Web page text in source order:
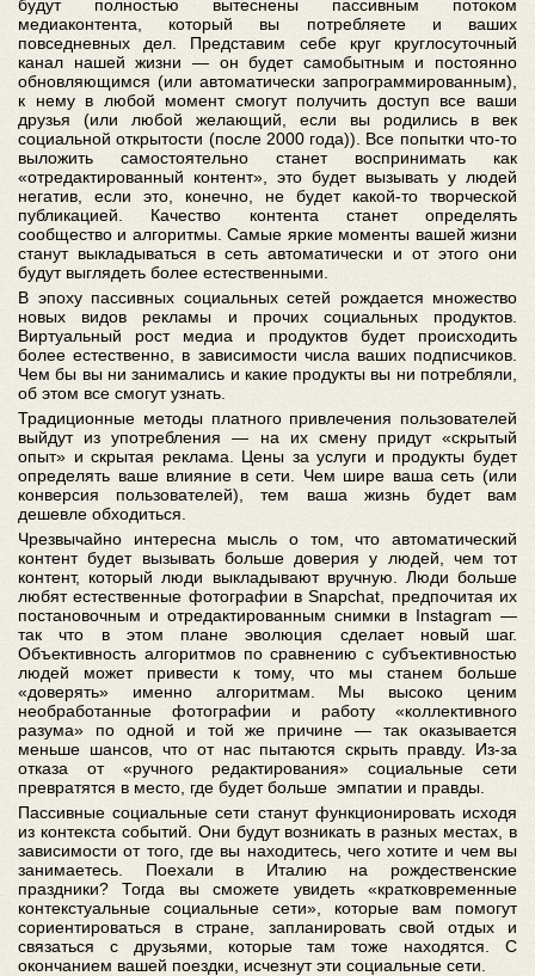
будут полностью вытеснены пассивным потоком
медиаконтента, который вы потребляете и ваших
повседневных дел. Представим себе круг круглосуточный
канал нашей жизни — он будет самобытным и постоянно
обновляющимся (или автоматически запрограммированным),
к нему в любой момент смогут получить доступ все ваши
друзья (или любой желающий, если вы родились в век
социальной открытости (после 2000 года)). Все попытки что-то
выложить самостоятельно станет воспринимать как
«отредактированный контент», это будет вызывать у людей
негатив, если это, конечно, не будет какой-то творческой
публикацией. Качество контента станет определять
сообщество и алгоритмы. Самые яркие моменты вашей жизни
станут выкладываться в сеть автоматически и от этого они
будут выглядеть более естественными.
В эпоху пассивных социальных сетей рождается множество
новых видов рекламы и прочих социальных продуктов.
Виртуальный рост медиа и продуктов будет происходить
более естественно, в зависимости числа ваших подписчиков.
Чем бы вы ни занимались и какие продукты вы ни потребляли,
об этом все смогут узнать.
Традиционные методы платного привлечения пользователей
выйдут из употребления — на их смену придут «скрытый
опыт» и скрытая реклама. Цены за услуги и продукты будет
определять ваше влияние в сети. Чем шире ваша сеть (или
конверсия пользователей), тем ваша жизнь будет вам
дешевле обходиться.
Чрезвычайно интересна мысль о том, что автоматический
контент будет вызывать больше доверия у людей, чем тот
контент, который люди выкладывают вручную. Люди больше
любят естественные фотографии в Snapchat, предпочитая их
постановочным и отредактированным снимки в Instagram —
так что в этом плане эволюция сделает новый шаг.
Объективность алгоритмов по сравнению с субъективностью
людей может привести к тому, что мы станем больше
«доверять» именно алгоритмам. Мы высоко ценим
необработанные фотографии и работу «коллективного
разума» по одной и той же причине — так оказывается
меньше шансов, что от нас пытаются скрыть правду. Из-за
отказа от «ручного редактирования» социальные сети
превратятся в место, где будет больше эмпатии и правды.
Пассивные социальные сети станут функционировать исходя
из контекста событий. Они будут возникать в разных местах, в
зависимости от того, где вы находитесь, чего хотите и чем вы
занимаетесь. Поехали в Италию на рождественские
праздники? Тогда вы сможете увидеть «кратковременные
контекстуальные социальные сети», которые вам помогут
сориентироваться в стране, запланировать свой отдых и
связаться с друзьями, которые там тоже находятся. С
окончанием вашей поездки, исчезнут эти социальные сети.